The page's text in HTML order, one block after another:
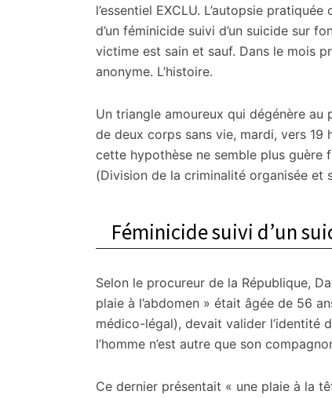
initiatives
citoyennes
l’essentiel EXCLU. L’autopsie
d’un féminicide suivi d’un suicide sur
victime est sain et sauf. Dans le mois
anonyme. L’histoire.
Un triangle amoureux qui dégénère
de deux corps sans vie, mardi, vers 19
cette hypothèse ne semble plus guère
(Division de la criminalité organisée et
Féminicide suivi d’un
Selon le procureur de la République,
plaie à l’abdomen » était âgée de 56
médico-légal), devait valider l’identité
l’homme n’est autre que son
Ce dernier présentait « une plaie à la